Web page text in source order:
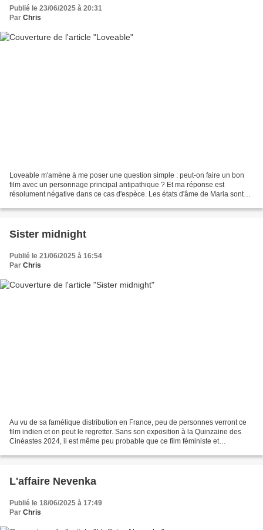
Publié le 23/06/2025 à 20:31
Par Chris
Loveable m'amène à me poser une question simple : peut-on faire un bon
film avec un personnage principal antipathique ? Et ma réponse est
résolument négative dans ce cas d'espèce. Les états d'âme de Maria sont
Sister midnight
Publié le 21/06/2025 à 16:54
Par Chris
Au vu de sa famélique distribution en France, peu de personnes verront ce
film indien et on peut le regretter. Sans son exposition à la Quinzaine des
Cinéastes 2024, il est même peu probable que ce film féministe et
L'affaire Nevenka
Publié le 18/06/2025 à 17:49
Par Chris